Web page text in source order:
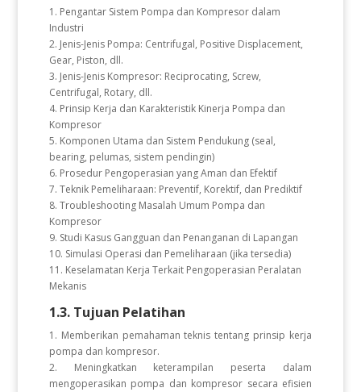
1. Pengantar Sistem Pompa dan Kompresor dalam
Industri
2. Jenis-Jenis Pompa: Centrifugal, Positive Displacement,
Gear, Piston, dll.
3. Jenis-Jenis Kompresor: Reciprocating, Screw,
Centrifugal, Rotary, dll.
4. Prinsip Kerja dan Karakteristik Kinerja Pompa dan
Kompresor
5. Komponen Utama dan Sistem Pendukung (seal,
bearing, pelumas, sistem pendingin)
6. Prosedur Pengoperasian yang Aman dan Efektif
7. Teknik Pemeliharaan: Preventif, Korektif, dan Prediktif
8. Troubleshooting Masalah Umum Pompa dan
Kompresor
9. Studi Kasus Gangguan dan Penanganan di Lapangan
10. Simulasi Operasi dan Pemeliharaan (jika tersedia)
11. Keselamatan Kerja Terkait Pengoperasian Peralatan
Mekanis
1.3. Tujuan Pelatihan
1. Memberikan pemahaman teknis tentang prinsip kerja
pompa dan kompresor.
2. Meningkatkan keterampilan peserta dalam
mengoperasikan pompa dan kompresor secara efisien